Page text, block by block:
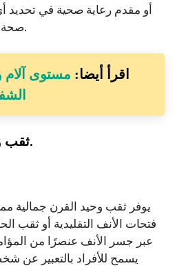
أو مقدم رعاية صحية في
صحة الثقب على المدى الطويل.
اقرأ أيضا: مستوى
ثقب وحيد القرن: الايجابيات.
يوفر ثقب وحيد القرن جمالية
فتحات الأنف التقليدية أو ثقب
عبر جسر الأنف عنصرًا من
يسمح للأفراد بالتعبير عن